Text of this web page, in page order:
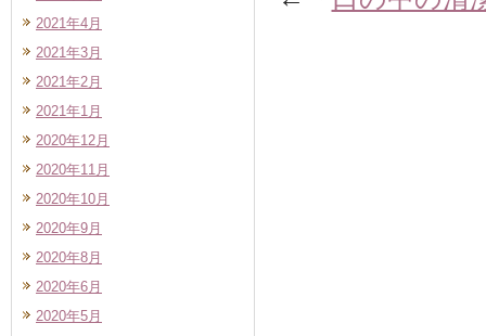
2021年4月
2021年3月
2021年2月
2021年1月
2020年12月
2020年11月
2020年10月
2020年9月
2020年8月
2020年6月
2020年5月